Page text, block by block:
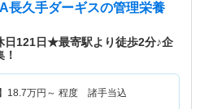
長久手ダーギスの管理栄養
日121日★最寄駅より徒歩2分♪企
18.7万円～ 程度 諸手当込